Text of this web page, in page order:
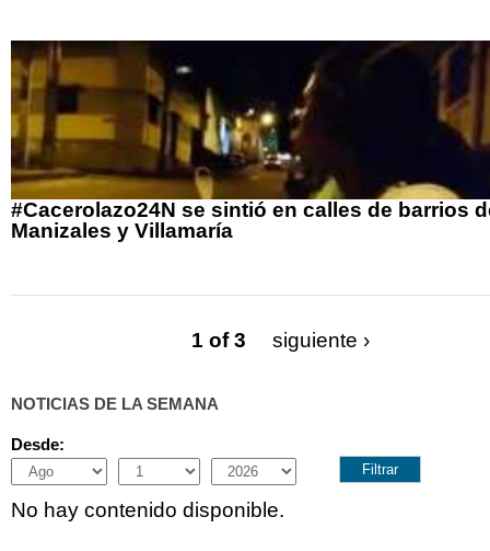
#Cacerolazo24N se sintió en calles de barrios
Manizales y Villamaría
1 of 3 siguiente ›
NOTICIAS DE LA SEMANA
Desde:
Month
Day Year
No hay contenido disponible.